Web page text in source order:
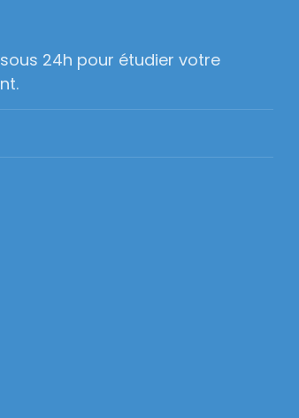
24h pour étudier votre